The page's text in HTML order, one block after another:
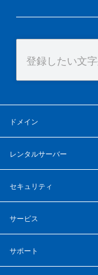
ドメイン
レンタルサーバー
セキュリティ
サービス
サポート